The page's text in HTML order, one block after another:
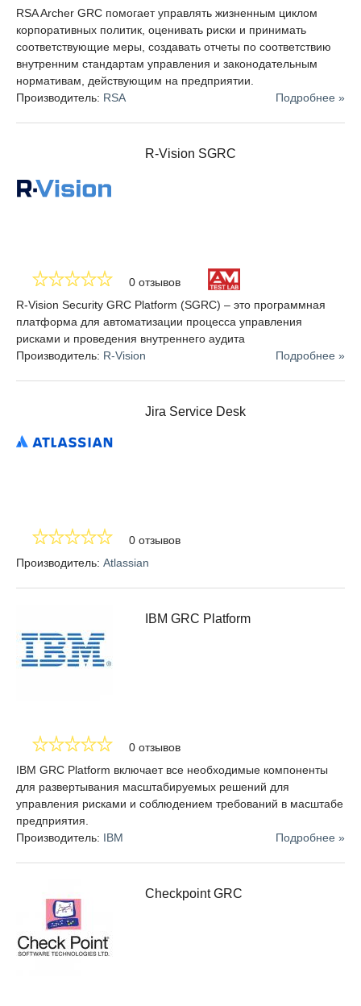
RSA Archer GRC помогает управлять жизненным циклом
корпоративных политик, оценивать риски и принимать
соответствующие меры, создавать отчеты по соответствию
внутренним стандартам управления и законодательным
нормативам, действующим на предприятии.
Производитель: RSA Подробнее »
R-Vision SGRC
0 отзывов
R-Vision Security GRC Platform (SGRC) – это программная
платформа для автоматизации процесса управления
рисками и проведения внутреннего аудита
Производитель: R-Vision Подробнее »
Jira Service Desk
0 отзывов
Производитель: Atlassian
IBM GRC Platform
0 отзывов
IBM GRC Platform включает все необходимые компоненты
для развертывания масштабируемых решений для
управления рисками и соблюдением требований в масштабе
предприятия.
Производитель: IBM Подробнее »
Checkpoint GRC